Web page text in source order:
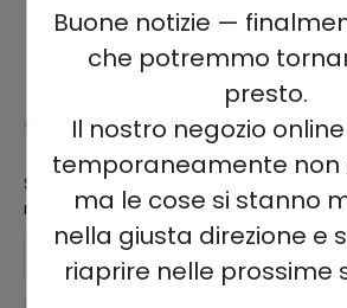
Buone notizie —
che potremmo
presto.
Il nostro negozio
temporaneamente non
ma le cose si stanno
nella giusta direzione e
riaprire nelle prossime
PRODOTTO
Beco Pro 6000 -
Solo i clienti registrati che hanno
nell'ultimo 12 mese possono scrivere
Nome